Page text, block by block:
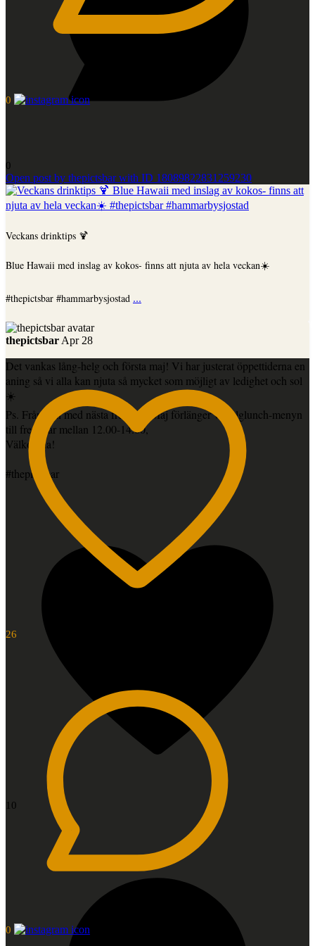
0
0
Open post by thepictsbar with ID 18089822831259230
Veckans drinktips 🍹
Blue Hawaii med inslag av kokos- finns att njuta av hela veckan☀️
#thepictsbar #hammarbysjostad ...
26
0
thepictsbar Apr 28
Det vankas lång-helg och första maj! Vi har justerat öppettiderna en
aning så vi alla kan njuta så mycket som möjligt av ledighet och sol
☀️
Ps. Från och med nästa fredag 8 Maj förlänger vi helglunch-menyn
till fredagar mellan 12.00-14.00,
Välkomna!
#thepictsbar
10